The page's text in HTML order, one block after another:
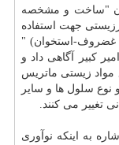
"ساخت و مشخصه
جهت استفاده
غضروف-استخوان) "
كبیر آگاهی داد و
زیستی ماتریس
نوع سلول ها و سایر
تغییر می كنند.
به اینكه نوآوری